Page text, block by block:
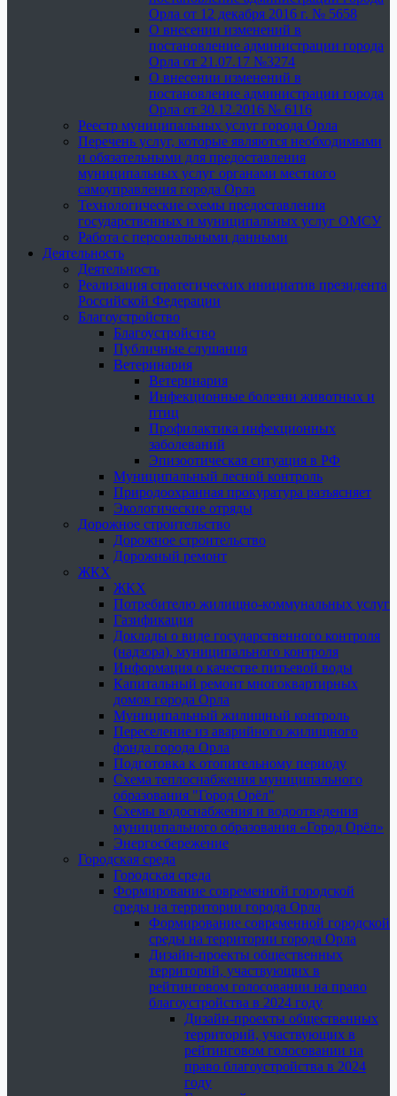
Орла от 12 декабря 2016 г. № 5658
О внесении изменений в
постановление администрации города
Орла от 21.07.17 №3274
О внесении изменений в
постановление администрации города
Орла от 30.12.2016 № 6116
Реестр муниципальных услуг города Орла
Перечень услуг, которые являются необходимыми
и обязательными для предоставления
муниципальных услуг органами местного
самоуправления города Орла
Технологические схемы предоставления
государственных и муниципальных услуг ОМСУ
Работа с персональными данными
Деятельность
Деятельность
Реализация стратегических инициатив президента
Российской Федерации
Благоустройство
Благоустройство
Публичные слушания
Ветеринария
Ветеринария
Инфекционные болезни животных и
птиц
Профилактика инфекционных
заболеваний
Эпизоотическая ситуация в РФ
Муниципальный лесной контроль
Природоохранная прокуратура разъясняет
Экологические отряды
Дорожное строительство
Дорожное строительство
Дорожный ремонт
ЖКХ
ЖКХ
Потребителю жилищно-коммунальных услуг
Газификация
Доклады о виде государственного контроля
(надзора), муниципального контроля
Информация о качестве питьевой воды
Капитальный ремонт многоквартирных
домов города Орла
Муниципальный жилищный контроль
Переселение из аварийного жилищного
фонда города Орла
Подготовка к отопительному периоду
Схема теплоснабжения муниципального
образования "Город Орёл"
Схемы водоснабжения и водоотведения
муниципального образования «Город Орёл»
Энергосбережение
Городская среда
Городская среда
Формирование современной городской
среды на территории города Орла
Формирование современной городской
среды на территории города Орла
Дизайн-проекты общественных
территорий, участвующих в
рейтинговом голосовании на право
благоустройства в 2024 году
Дизайн-проекты общественных
территорий, участвующих в
рейтинговом голосовании на
право благоустройства в 2024
году